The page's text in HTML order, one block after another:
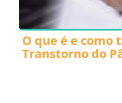
O que é e como
Transtorno do